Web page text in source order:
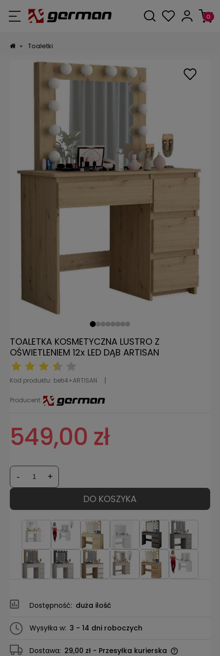
» Toaletki
TOALETKA KOSMETYCZNA LUSTRO Z
OŚWIETLENIEM 12x LED DĄB ARTISAN
Kod produktu: beti4+ARTISAN
Producent:
549,00 zł
- +
DO KOSZYKA
Dostępność: duża ilość
Wysyłka w: 3 - 14 dni roboczych
Dostawa: 29,00 zł - Przesyłka kurierska